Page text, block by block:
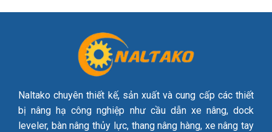
Naltako chuyên thiết kế, sản xuất và cung cấp các thiết
bị nâng hạ công nghiệp như cầu dẫn xe nâng, dock
leveler, bàn nâng thủy lực, thang nâng hàng, xe nâng tay